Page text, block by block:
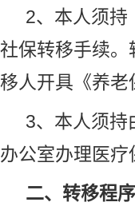
2、本人须持
社保转移手续
移人开具《养
3、本人须持
办公室办理医
二、转移程序